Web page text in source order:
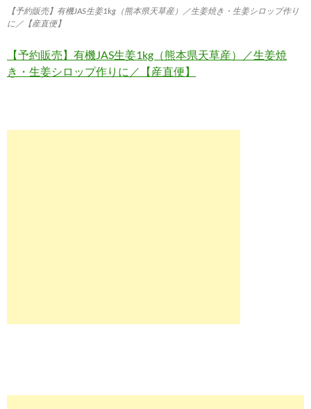
【予約販売】有機JAS生姜1kg（熊本県天草産）／生姜焼き・生姜シロップ作り
に／【産直便】
【予約販売】有機JAS生姜1kg（熊本県天草産）／生姜焼
き・生姜シロップ作りに／【産直便】